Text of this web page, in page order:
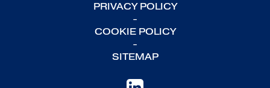
PRIVACY POLICY
-
COOKIE POLICY
-
SITEMAP